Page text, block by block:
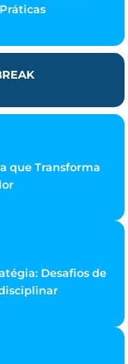
que Transforma
Desafios de